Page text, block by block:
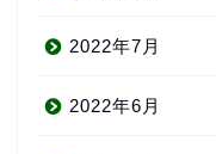
2022年7月
2022年6月